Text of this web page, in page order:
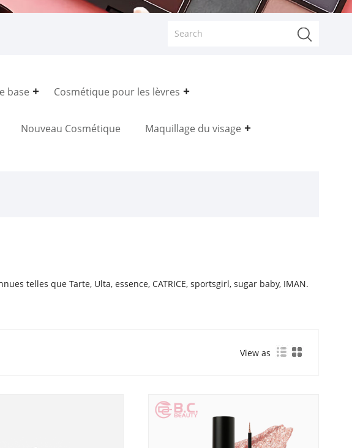
base Cosmétique pour les lèvres
Nouveau Cosmétique Maquillage du visage
telles que Tarte, Ulta, essence, CATRICE, sportsgirl, sugar baby, IMAN.
View as